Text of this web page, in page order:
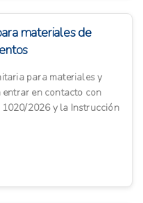
materiales de
para materiales y
en contacto con
1020/2026 y la Instrucción